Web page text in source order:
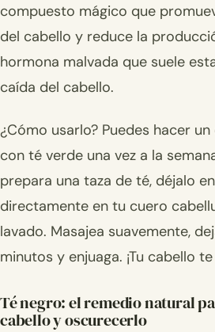
compuesto mágico que
del cabello y reduce la
hormona malvada que suele
caída del cabello.
¿Cómo usarlo? Puedes hacer
con té verde una vez a la
prepara una taza de té, déjalo
directamente en tu cuero
lavado. Masajea suavemente,
minutos y enjuaga. ¡Tu cabello
Té negro: el remedio natural
cabello y oscurecerlo